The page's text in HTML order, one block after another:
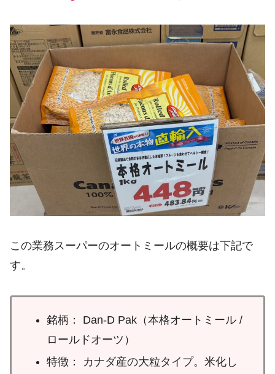
この業務スーパーのオートミールの概要は下記で
す。
銘柄： Dan-D Pak（本格オートミール /
ロールドオーツ）
特徴： カナダ産の大粒タイプ。米化し